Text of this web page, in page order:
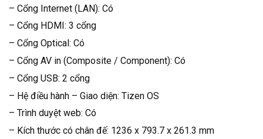
– Cổng Internet (LAN): Có
– Cổng HDMI: 3 cổng
– Cổng Optical: Có
– Cổng AV in (Composite / Component): Có
– Cổng USB: 2 cổng
– Hệ điều hành – Giao diện: Tizen OS
– Trình duyệt web: Có
– Kích thước có chân đế: 1236 x 793.7 x 261.3 mm